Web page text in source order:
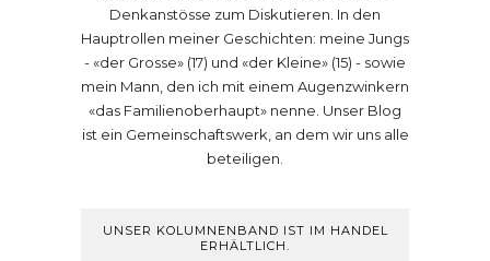
Denkanstösse zum Diskutieren. In den
Hauptrollen meiner Geschichten: meine Jungs
- «der Grosse» (17) und «der Kleine» (15) - sowie
mein Mann, den ich mit einem Augenzwinkern
«das Familienoberhaupt» nenne. Unser Blog
ist ein Gemeinschaftswerk, an dem wir uns alle
beteiligen.
UNSER KOLUMNENBAND IST IM HANDEL
ERHÄLTLICH.